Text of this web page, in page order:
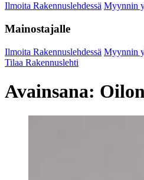
Ilmoita Rakennuslehdessä Myynnin
Mainostajalle
Ilmoita Rakennuslehdessä Myynnin
Tilaa Rakennuslehti
Avainsana: